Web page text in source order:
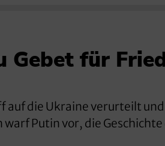
Gebet für
auf die Ukraine verurteilt
Putin vor, die Geschichte